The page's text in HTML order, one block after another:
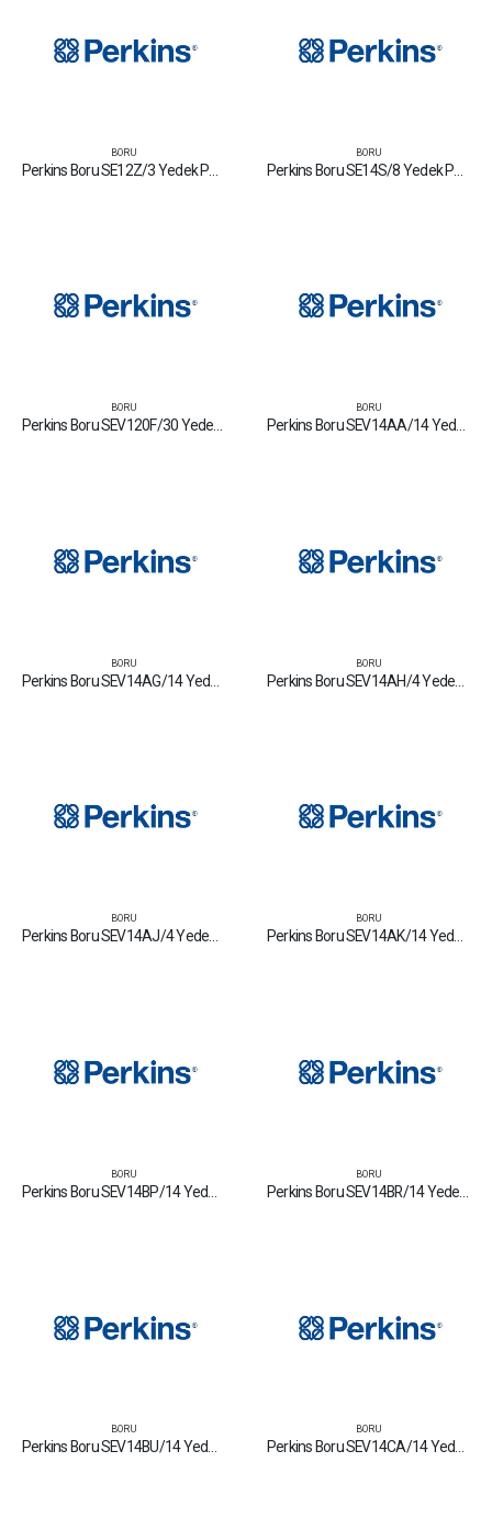
BORU BORU
BORU
Perkins Boru SEV120F/30 Yedek Parça Fiyat Tamir Bakım Satan Firmalar
BORU
Perkins Boru SEV14AA/14 Yedek Parça Fiyat Tamir Bakım Satan Firmalar
BORU BORU
BORU
Perkins Boru SEV14AJ/4 Yedek Parça Fiyat Tamir Bakım Satan Firmalar
BORU
Perkins Boru SEV14AK/14 Yedek Parça Fiyat Tamir Bakım Satan Firmalar
BORU BORU
BORU
Perkins Boru SEV14BU/14 Yedek Parça Fiyat Tamir Bakım Satan Firmalar
BORU
Perkins Boru SEV14CA/14 Yedek Parça Fiyat Tamir Bakım Satan Firmalar